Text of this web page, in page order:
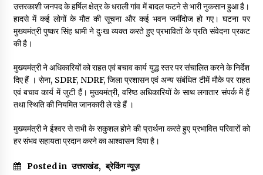
May 16, 2022
Thought Of The Day 13 May
May 12, 2022
उत्तरकाशी जनपद के हर्षिल क्षेत्र के धराली गांव में बादल फटने से भारी नुकसान हुआ है।
हादसे में कई लोगों के मौत की सूचना और कई भवन जमींदोज हो गए। घटना पर
मुख्यमंत्री पुष्कर सिंह धामी ने दुःख व्यक्त करते हुए प्रभावितों के प्रति संवेदना प्रकट
की है।
मुख्यमंत्री ने अधिकारियों को राहत एवं बचाव कार्य युद्ध स्तर पर संचालित करने के निर्देश
दिए हैं । सेना, SDRF, NDRF, जिला प्रशासन एवं अन्य संबंधित टीमें मौके पर राहत
एवं बचाव कार्य में जुटी हैं। मुख्यमंत्री, वरिष्ठ अधिकारियों के साथ लगातार संपर्क में हैं
तथा स्थिति की नियमित जानकारी ले रहे हैं ।
मुख्यमंत्री ने ईश्वर से सभी के सकुशल होने की प्रार्थना करते हुए प्रभावित परिवारों को
हर संभव सहायता प्रदान करने का आश्वासन दिया है।
Posted in उत्तराखंड, ब्रेकिंग न्यूज़